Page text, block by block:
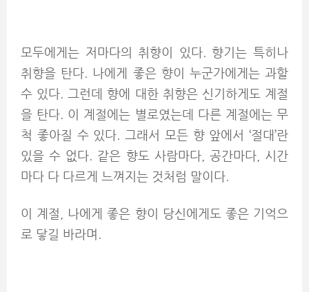
모두에게는 저마다의 취향이 있다. 향기는 특히나
취향을 탄다. 나에게 좋은 향이 누군가에게는 과할
수 있다. 그런데 향에 대한 취향은 신기하게도 계절
을 탄다. 이 계절에는 별로였는데 다른 계절에는 무
척 좋아질 수 있다. 그래서 모든 향 앞에서 ‘절대’란
있을 수 없다. 같은 향도 사람마다, 공간마다, 시간
마다 다 다르게 느껴지는 것처럼 말이다.
이 계절, 나에게 좋은 향이 당신에게도 좋은 기억으
로 닿길 바라며.